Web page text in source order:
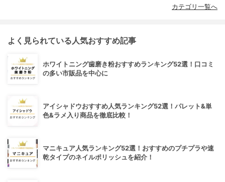
カテゴリ一覧へ
よく見られている人気おすすめ記事
ホワイトニング歯磨き粉おすすめランキング52選！口コミ
の多い市販品を中心に
アイシャドウおすすめ人気ランキング52選！パレット&単
色&ラメ入り商品を徹底比較！
マニキュア人気ランキング52選！おすすめのプチプラや速
乾タイプのネイルポリッシュを紹介！